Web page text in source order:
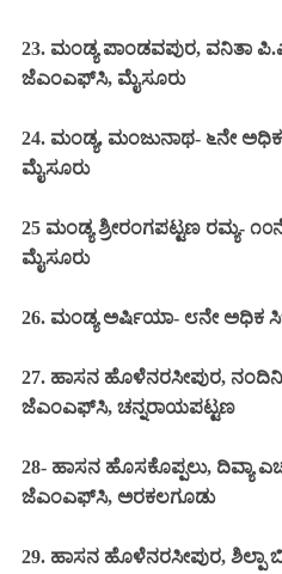
23. ಮಂಡ್ಯ ಪಾಂಡವಪುರ, ವನಿತಾ
ಜೆಎಂಎಫ್‌ಸಿ, ಮೈಸೂರು
24. ಮಂಡ್ಯ, ಮಂಜುನಾಥ- ೬ನೇ
ಮೈಸೂರು
25 ಮಂಡ್ಯ ಶ್ರೀರಂಗಪಟ್ಟಣ ರಮ್ಯ-
ಮೈಸೂರು
26. ಮಂಡ್ಯ ಅರ್ಷಿಯಾ- ೮ನೇ ಅಧಿಕ
27. ಹಾಸನ ಹೊಳೆನರಸೀಪುರ,
ಜೆಎಂಎಫ್‌ಸಿ, ಚನ್ನರಾಯಪಟ್ಟಣ
28- ಹಾಸನ ಹೊಸಕೊಪ್ಪಲು, ದಿವ್ಯಾ
ಜೆಎಂಎಫ್‌ಸಿ, ಅರಕಲಗೂಡು
29. ಹಾಸನ ಹೊಳೆನರಸೀಪುರ, ಶಿಲ್ಪಾ